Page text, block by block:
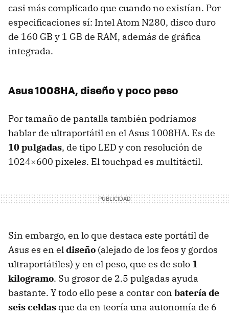
casi más complicado que cuando no existían. Por
especificaciones sí: Intel Atom N280, disco duro
de 160 GB y 1 GB de RAM, además de gráfica
integrada.
Asus 1008HA, diseño y poco peso
Por tamaño de pantalla también podríamos
hablar de ultraportátil en el Asus 1008HA. Es de
10 pulgadas, de tipo LED y con resolución de
1024×600 pixeles. El touchpad es multitáctil.
Sin embargo, en lo que destaca este portátil de
Asus es en eldiseño (alejado de los feos y gordos
ultraportátiles) y en el peso, que es de solo 1
kilogramo. Su grosor de 2.5 pulgadas ayuda
bastante. Y todo ello pese a contar con batería de
seis celdas que da en teoría una autonomía de 6